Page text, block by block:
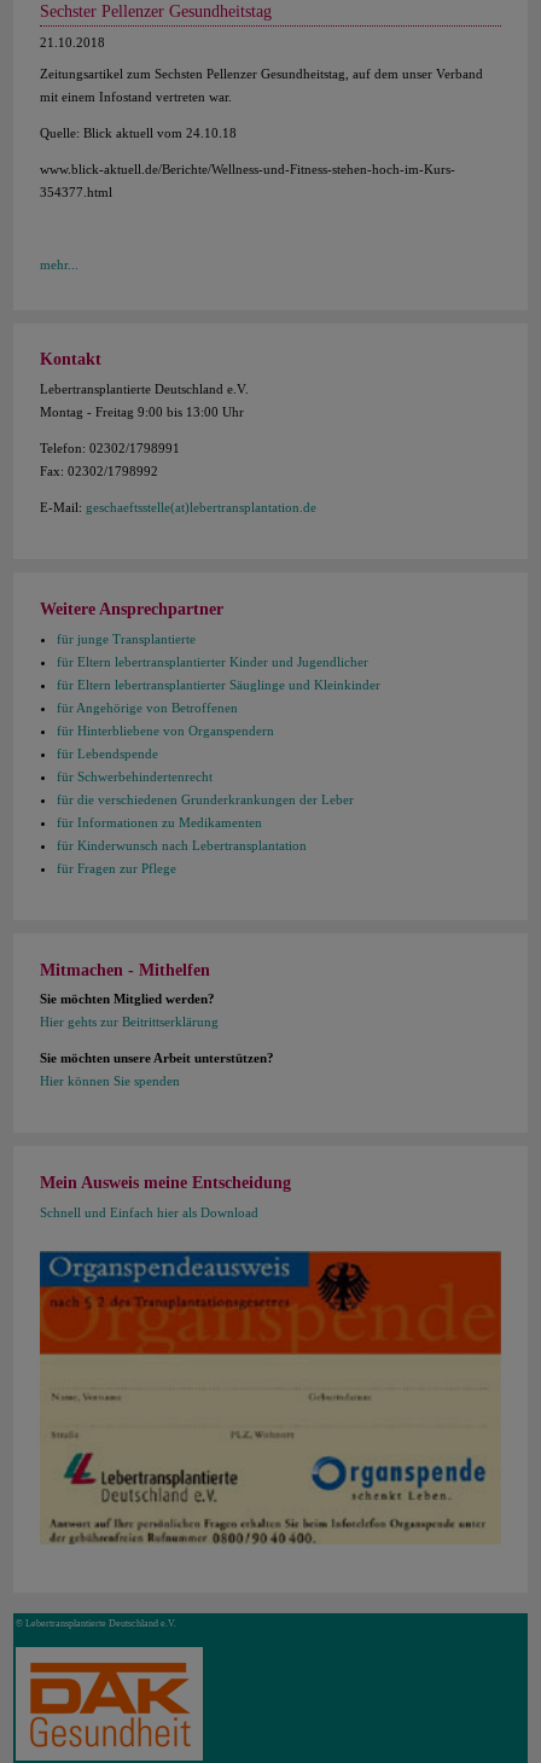
Sechster Pellenzer Gesundheitstag
21.10.2018
Zeitungsartikel zum Sechsten Pellenzer Gesundheitstag, auf dem unser Verband
mit einem Infostand vertreten war.
Quelle: Blick aktuell vom 24.10.18
www.blick-aktuell.de/Berichte/Wellness-und-Fitness-stehen-hoch-im-Kurs-
354377.html
mehr...
Kontakt
Lebertransplantierte Deutschland e.V.
Montag - Freitag 9:00 bis 13:00 Uhr
Telefon: 02302/1798991
Fax: 02302/1798992
E-Mail: geschaeftsstelle(at)lebertransplantation.de
Weitere Ansprechpartner
für junge Transplantierte
für Eltern lebertransplantierter Kinder und Jugendlicher
für Eltern lebertransplantierter Säuglinge und Kleinkinder
für Angehörige von Betroffenen
für Hinterbliebene von Organspendern
für Lebendspende
für Schwerbehindertenrecht
für die verschiedenen Grunderkrankungen der Leber
für Informationen zu Medikamenten
für Kinderwunsch nach Lebertransplantation
für Fragen zur Pflege
Mitmachen - Mithelfen
Sie möchten Mitglied werden?
Hier gehts zur Beitrittserklärung
Sie möchten unsere Arbeit unterstützen?
Hier können Sie spenden
Mein Ausweis meine Entscheidung
Schnell und Einfach hier als Download
© Lebertransplantierte Deutschland e.V.